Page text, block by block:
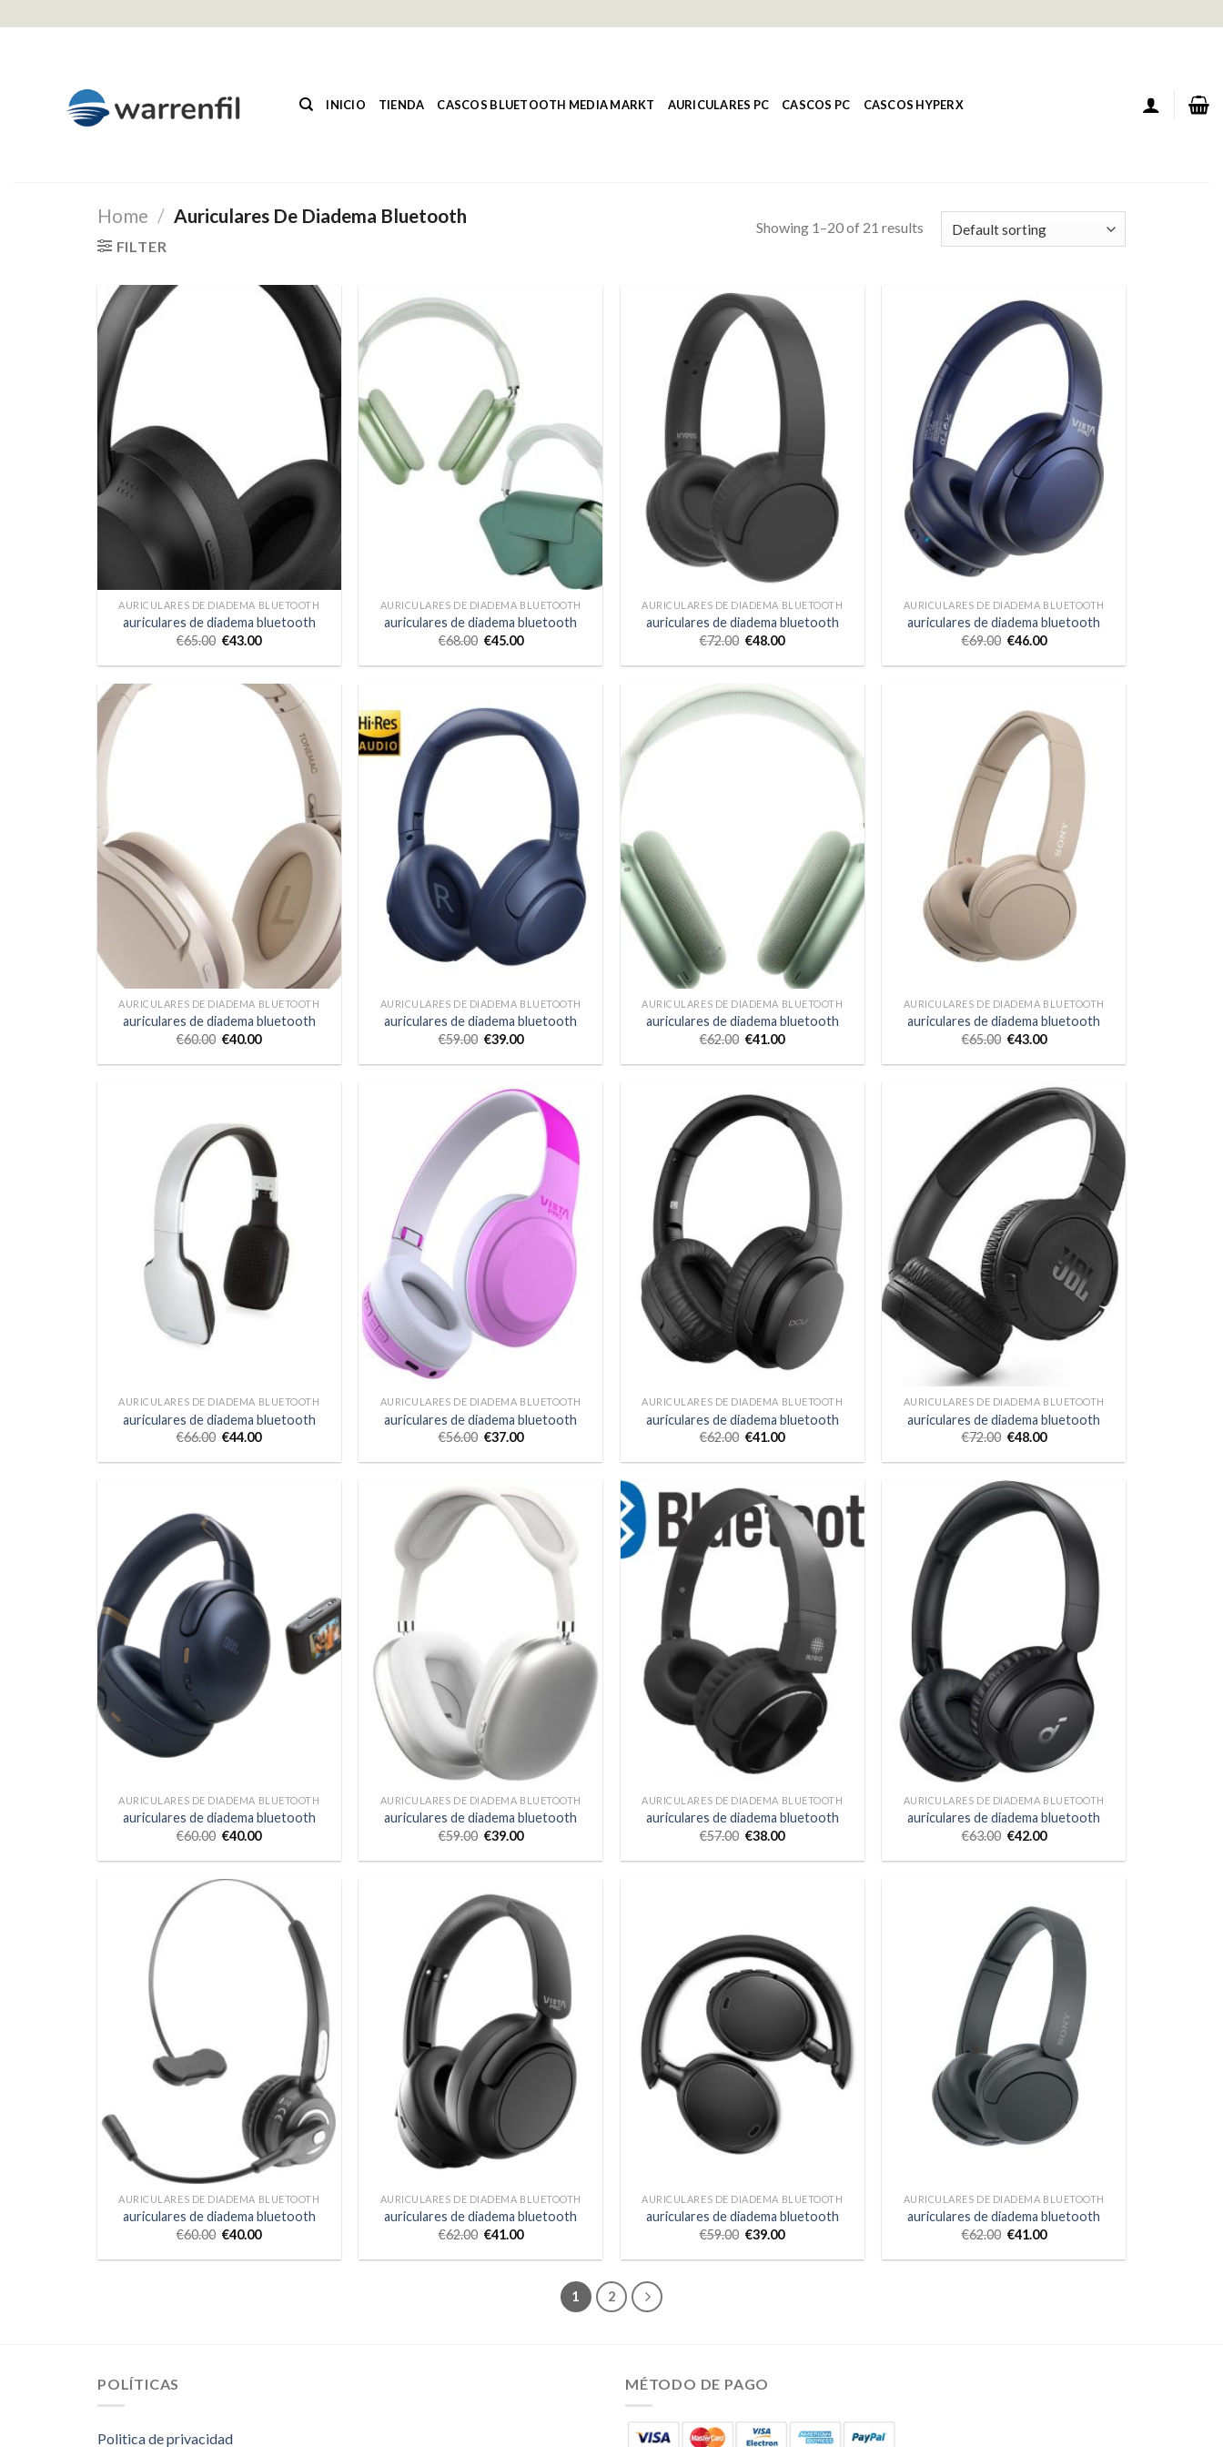
INICIO TIENDA CASCOS BLUETOOTH MEDIA MARKT AURICULARES PC CASCOS PC CASCOS HYPERX
Home / Auriculares De Diadema Bluetooth
FILTER
Showing 1–20 of 21 results
AURICULARES DE DIADEMA BLUETOOTH
auriculares de diadema bluetooth
€65.00 €43.00
AURICULARES DE DIADEMA BLUETOOTH
auriculares de diadema bluetooth
€68.00 €45.00
AURICULARES DE DIADEMA BLUETOOTH
auriculares de diadema bluetooth
€72.00 €48.00
AURICULARES DE DIADEMA BLUETOOTH
auriculares de diadema bluetooth
€69.00 €46.00
AURICULARES DE DIADEMA BLUETOOTH
auriculares de diadema bluetooth
€60.00 €40.00
AURICULARES DE DIADEMA BLUETOOTH
auriculares de diadema bluetooth
€59.00 €39.00
AURICULARES DE DIADEMA BLUETOOTH
auriculares de diadema bluetooth
€62.00 €41.00
AURICULARES DE DIADEMA BLUETOOTH
auriculares de diadema bluetooth
€65.00 €43.00
AURICULARES DE DIADEMA BLUETOOTH
auriculares de diadema bluetooth
€66.00 €44.00
AURICULARES DE DIADEMA BLUETOOTH
auriculares de diadema bluetooth
€56.00 €37.00
AURICULARES DE DIADEMA BLUETOOTH
auriculares de diadema bluetooth
€62.00 €41.00
AURICULARES DE DIADEMA BLUETOOTH
auriculares de diadema bluetooth
€72.00 €48.00
AURICULARES DE DIADEMA BLUETOOTH
auriculares de diadema bluetooth
€60.00 €40.00
AURICULARES DE DIADEMA BLUETOOTH
auriculares de diadema bluetooth
€59.00 €39.00
AURICULARES DE DIADEMA BLUETOOTH
auriculares de diadema bluetooth
€57.00 €38.00
AURICULARES DE DIADEMA BLUETOOTH
auriculares de diadema bluetooth
€63.00 €42.00
AURICULARES DE DIADEMA BLUETOOTH
auriculares de diadema bluetooth
€60.00 €40.00
AURICULARES DE DIADEMA BLUETOOTH
auriculares de diadema bluetooth
€62.00 €41.00
AURICULARES DE DIADEMA BLUETOOTH
auriculares de diadema bluetooth
€59.00 €39.00
AURICULARES DE DIADEMA BLUETOOTH
auriculares de diadema bluetooth
€62.00 €41.00
1 2
POLÍTICAS
Politica de privacidad
MÉTODO DE PAGO